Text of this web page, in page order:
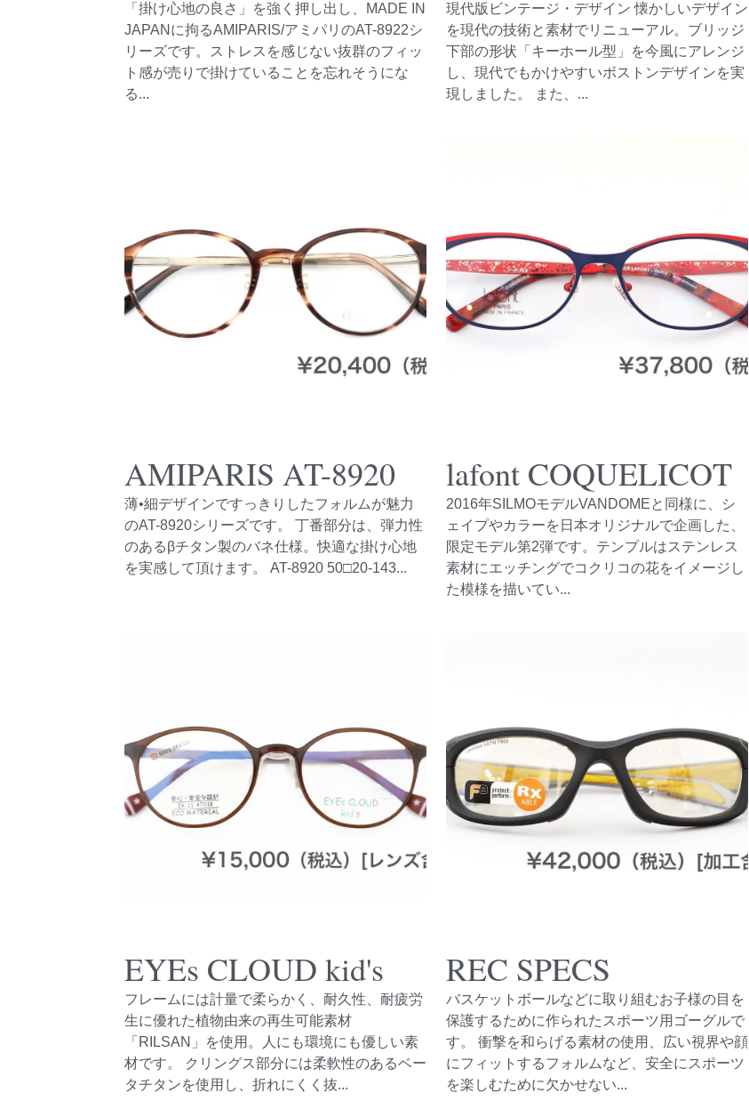
「掛け心地の良さ」を強く押し出し、MADE IN
JAPANに拘るAMIPARIS/アミパリのAT-8922シ
リーズです。ストレスを感じない抜群のフィッ
ト感が売りで掛けていることを忘れそうにな
る...
現代版ビンテージ・デザイン 懐かしいデザイン
を現代の技術と素材でリニューアル。ブリッジ
下部の形状「キーホール型」を今風にアレンジ
し、現代でもかけやすいボストンデザインを実
現しました。 また、...
AMIPARIS AT-8920
薄•細デザインですっきりしたフォルムが魅力
のAT-8920シリーズです。 丁番部分は、弾力性
のあるβチタン製のバネ仕様。快適な掛け心地
を実感して頂けます。 AT-8920 50□20-143...
lafont COQUELICOT
2016年SILMOモデルVANDOMEと同様に、シ
ェイプやカラーを日本オリジナルで企画した、
限定モデル第2弾です。テンプルはステンレス
素材にエッチングでコクリコの花をイメージし
た模様を描いてい...
EYEs CLOUD kid's
フレームには計量で柔らかく、耐久性、耐疲労
生に優れた植物由来の再生可能素材
「RILSAN」を使用。人にも環境にも優しい素
材です。 クリングス部分には柔軟性のあるベー
タチタンを使用し、折れにくく抜...
REC SPECS
バスケットボールなどに取り組むお子様の目を
保護するために作られたスポーツ用ゴーグルで
す。 衝撃を和らげる素材の使用、広い視界や顔
にフィットするフォルムなど、安全にスポーツ
を楽しむために欠かせない...